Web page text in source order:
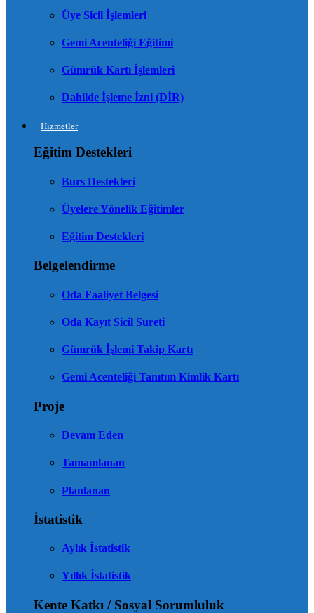
Üye Sicil İşlemleri
Gemi Acenteliği Eğitimi
Gümrük Kartı İşlemleri
Dahilde İşleme İzni (DİR)
Hizmetler
Eğitim Destekleri
Burs Destekleri
Üyelere Yönelik Eğitimler
Eğitim Destekleri
Belgelendirme
Oda Faaliyet Belgesi
Oda Kayıt Sicil Sureti
Gümrük İşlemi Takip Kartı
Gemi Acenteliği Tanıtım Kimlik Kartı
Proje
Devam Eden
Tamamlanan
Planlanan
İstatistik
Aylık İstatistik
Yıllık İstatistik
Kente Katkı / Sosyal Sorumluluk